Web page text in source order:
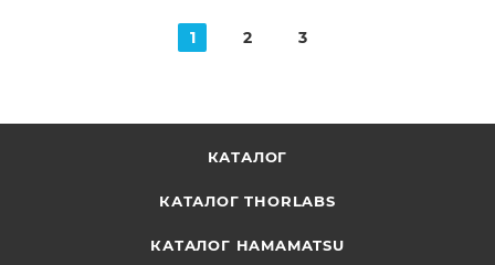
1 2 3
КАТАЛОГ
КАТАЛОГ THORLABS
КАТАЛОГ HAMAMATSU